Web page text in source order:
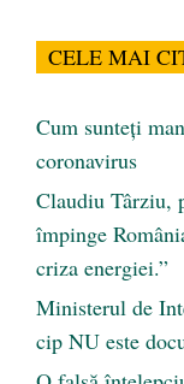
CELE MAI
Cum sunteți
coronavirus
Claudiu Târziu,
împinge
criza energiei.”
Ministerul de
cip NU este